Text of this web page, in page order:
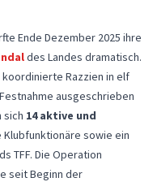
Ende Dezember 2025 ihre
des Landes dramatisch.
Razzien in elf
ausgeschrieben
sich 14 aktive und
Klubfunktionäre sowie ein
TFF. Die Operation
seit Beginn der